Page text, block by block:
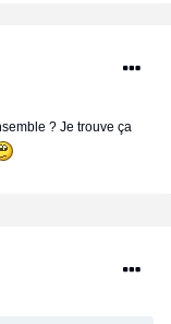
? Je trouve ça